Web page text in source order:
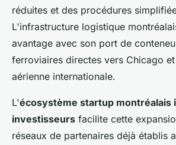
réduites et des procédures
L'infrastructure logistique
avantage avec son port de
ferroviaires directes vers Chicago
aérienne internationale.
L'écosystème startup montréalais
investisseurs facilite cette
réseaux de partenaires déjà établis